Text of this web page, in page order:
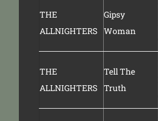
THE
ALLNIGHTERS
Gipsy
Woman
THE
ALLNIGHTERS
Tell The
Truth